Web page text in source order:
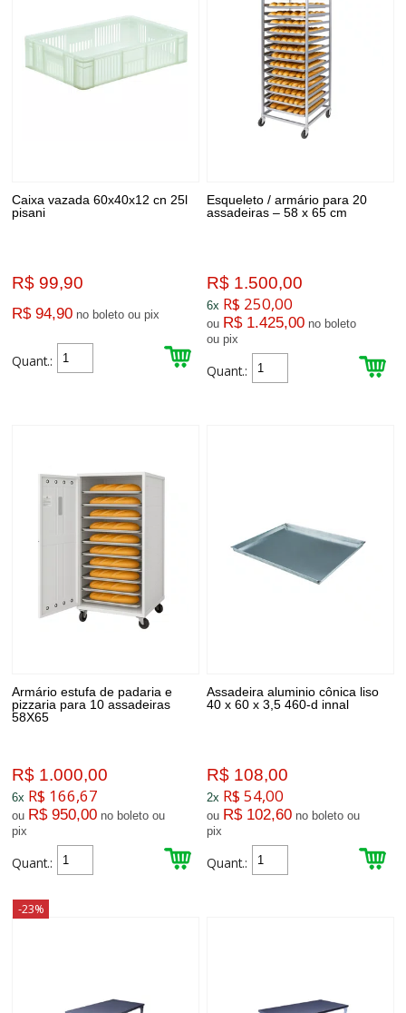
Caixa vazada 60x40x12 cn 25l
pisani
R$ 99,90
R$ 94,90 no boleto ou pix
Quant.:
Esqueleto / armário para 20
assadeiras – 58 x 65 cm
R$ 1.500,00
6x R$ 250,00
ou R$ 1.425,00 no boleto
ou pix
Quant.:
Armário estufa de padaria e
pizzaria para 10 assadeiras
58X65
R$ 1.000,00
6x R$ 166,67
ou R$ 950,00 no boleto ou
pix
Quant.:
Assadeira aluminio cônica liso
40 x 60 x 3,5 460-d innal
R$ 108,00
2x R$ 54,00
ou R$ 102,60 no boleto ou
pix
Quant.:
-23%